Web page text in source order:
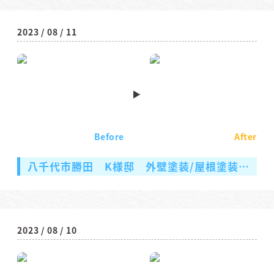
2023 / 08 / 11
Before After
八千代市勝田 K様邸 外壁塗装/屋根塗装/シーリング工事
2023 / 08 / 10